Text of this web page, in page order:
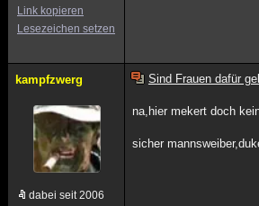
Link kopieren
Lesezeichen setzen
kampfzwerg
dabei seit 2006
Sind Frauen dafür
na,hier mekert doch
sicher